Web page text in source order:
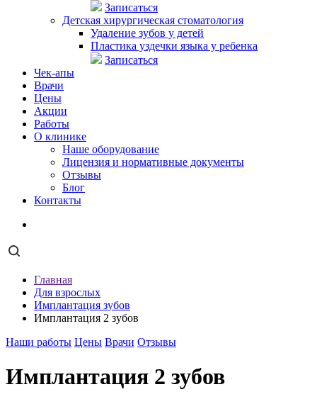
Записаться
Детская хирургическая стоматология
Удаление зубов у детей
Пластика уздечки языка у ребенка
Записаться
Чек-апы
Врачи
Цены
Акции
Работы
О клинике
Наше оборудование
Лицензия и нормативные документы
Отзывы
Блог
Контакты
Главная
Для взрослых
Имплантация зубов
Имплантация 2 зубов
Наши работы Цены Врачи Отзывы
Имплантация 2 зубов